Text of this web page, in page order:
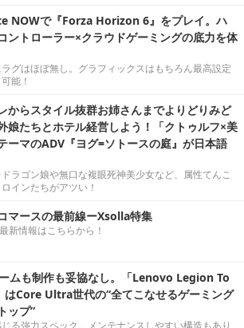
NOWで『Forza Horizon 6』をプレイ。ハ
ントローラー×クラウドゲーミングの底力を体
グはほぼ無し。グラフィックスはもちろん最高設定
能！
からスタイル抜群お姉さんまでよりどりみど
娘たちとホテル経営しよう！「クトゥルフ×美
ーマのADV『ヨグ=ソトースの庭』が日本語
ラゴン娘や無口な複眼死神美少女など、属性てんこ
インたちがアツい！
マースの最前線ーXsolla特集
新情報はこちらから！
ムも制作も妥協なし。「Lenovo Legion To
Core Ultra世代の“全てこなせるゲーミング
ップ”